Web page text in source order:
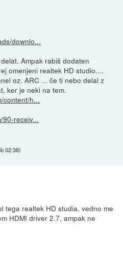
downlo...
Ampak rabiš dodaten
omenjeni realtek HD studio....
oz. ARC ... če ti nebo delal z
ker je neki na tem.
content/h...
90-receiv...
02:38)
tega realtek HD studia, vedno me
HDMI driver 2.7, ampak ne